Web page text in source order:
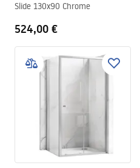
Slide 130x90 Chrome
524,00 €